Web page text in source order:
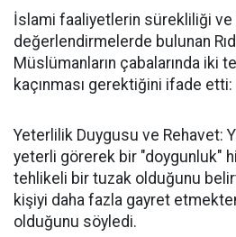
İslami faaliyetlerin sürekliliği
değerlendirmelerde bulunan
Müslümanların çabalarında iki
kaçınması gerektiğini ifade etti:
Yeterlilik Duygusu ve Rehavet:
yeterli görerek bir "doygunluk"
tehlikeli bir tuzak olduğunu
kişiyi daha fazla gayret
olduğunu söyledi.